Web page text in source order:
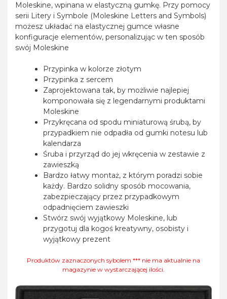
Moleskine, wpinana w elastyczną gumkę. Przy pomocy
serii Litery i Symbole (Moleskine Letters and Symbols)
możesz układać na elastycznej gumce własne
konfiguracje elementów, personalizując w ten sposób
swój Moleskine
Przypinka w kolorze złotym
Przypinka z sercem
Zaprojektowana tak, by możliwie najlepiej
komponowała się z legendarnymi produktami
Moleskine
Przykręcana od spodu miniaturową śrubą, by
przypadkiem nie odpadła od gumki notesu lub
kalendarza
Śruba i przyrząd do jej wkręcenia w zestawie z
zawieszką
Bardzo łatwy montaż, z którym poradzi sobie
każdy. Bardzo solidny sposób mocowania,
zabezpieczający przez przypadkowym
odpadnięciem zawieszki
Stwórz swój wyjątkowy Moleskine, lub
przygotuj dla kogoś kreatywny, osobisty i
wyjątkowy prezent
Produktów zaznaczonych sybolem *** nie ma aktualnie na
magazynie w wystarczającej ilości.